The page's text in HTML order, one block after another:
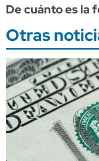
De cuánto es la
Otras